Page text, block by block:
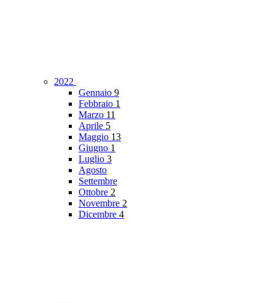
2022
Gennaio 9
Febbraio 1
Marzo 11
Aprile 5
Maggio 13
Giugno 1
Luglio 3
Agosto
Settembre
Ottobre 2
Novembre 2
Dicembre 4